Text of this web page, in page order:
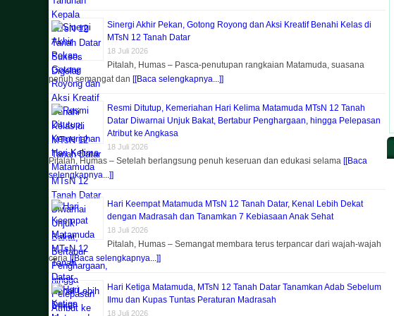
Sinergi Akhir Pekan, Gotong Royong dan Aksi Kreatif Benahi Kelas di
MTsN 12 Tanah Datar
18 Juli 2026
Pitalah, Humas – Pasca-penutupan rangkaian Matamuda, suasana
penuh semangat dan [[Baca selengkapnya...]]
Resmi Ditutup, Kemeriahan Hari Kelima Matamuda MTsN 12 Tanah
Datar Diwarnai Unjuk Bakat, Bertabur Penghargaan, hingga Pelepasan
Atribut ke Angkasa
18 Juli 2026
Pitalah, Humas – Setelah berlangsung penuh keseruan dan edukasi selama [[Baca
selengkapnya...]]
Hari Keempat Matamuda MTsN 12 Tanah Datar, Kenal Lebih Dekat
dengan Madrasah dan Tanamkan 7 Kebiasaan Anak Sehat
18 Juli 2026
Pitalah, Humas – Semangat membara terus terpancar dari wajah-wajah
ceria [[Baca selengkapnya...]]
Hari Ketiga Matamuda, MTsN 12 Tanah Datar Tanamkan Adab Sebelum
Ilmu dan Kupas Tuntas Peraturan Madrasah
18 Juli 2026